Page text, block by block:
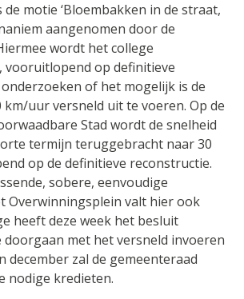
de motie ‘Bloembakken in de straat,
aangenomen door de
wordt het college
vooruitlopend op definitieve
of het mogelijk is de
km/uur versneld uit te voeren. Op de
Stad wordt de snelheid
termijn teruggebracht naar 30
op de definitieve reconstructie.
sobere, eenvoudige
Overwinningsplein valt hier ook
heeft deze week het besluit
doorgaan met het versneld invoeren
december zal de gemeenteraad
nodige kredieten.